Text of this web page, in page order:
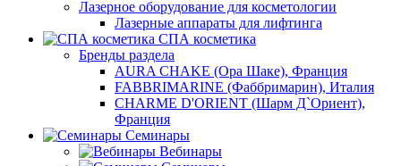
Лазерное оборудование для косметологии
Лазерные аппараты для лифтинга
СПА косметика
Бренды раздела
AURA CHAKE (Ора Шаке), Франция
FABBRIMARINE (Фаббримарин), Италия
CHARME D'ORIENT (Шарм Д`Ориент),
Франция
Семинары
Вебинары